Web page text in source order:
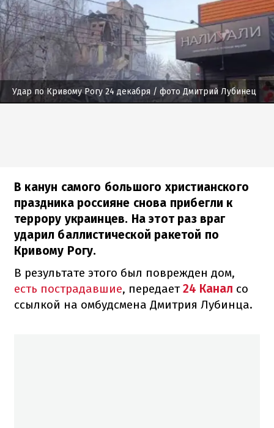
Удар по Кривому Рогу 24 декабря / фото Дмитрий Лубинец
В канун самого большого христианского
праздника россияне снова прибегли к
террору украинцев. На этот раз враг
ударил баллистической ракетой по
Кривому Рогу.
В результате этого был поврежден дом,
есть пострадавшие, передает24 Канал со
ссылкой на омбудсмена Дмитрия Лубинца.